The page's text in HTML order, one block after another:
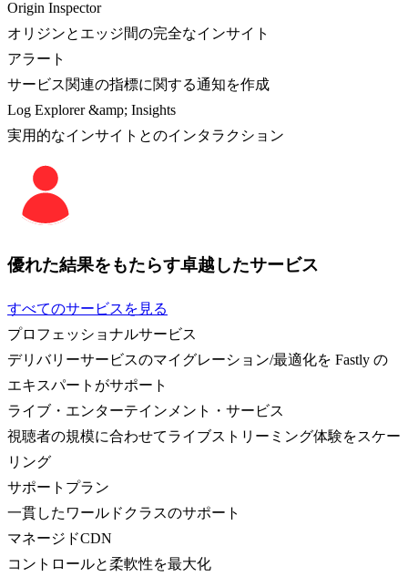
Origin Inspector
オリジンとエッジ間の完全なインサイト
アラート
サービス関連の指標に関する通知を作成
Log Explorer &amp; Insights
実用的なインサイトとのインタラクション
優れた結果をもたらす卓越したサービス
すべてのサービスを見る
プロフェッショナルサービス
デリバリーサービスのマイグレーション/最適化を Fastly の
エキスパートがサポート
ライブ・エンターテインメント・サービス
視聴者の規模に合わせてライブストリーミング体験をスケー
リング
サポートプラン
一貫したワールドクラスのサポート
マネージドCDN
コントロールと柔軟性を最大化